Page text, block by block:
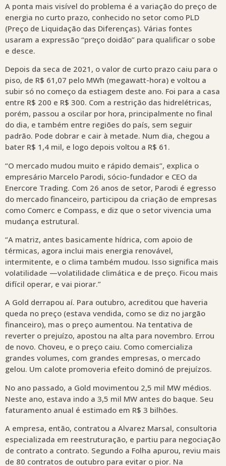
A ponta mais visível do problema é a variação do preço de
energia no curto prazo, conhecido no setor como PLD
(Preço de Liquidação das Diferenças). Várias fontes
usaram a expressão “preço doidão” para qualificar o sobe
e desce.
Depois da seca de 2021, o valor de curto prazo caiu para o
piso, de R$ 61,07 pelo MWh (megawatt-hora) e voltou a
subir só no começo da estiagem deste ano. Foi para a casa
entre R$ 200 e R$ 300. Com a restrição das hidrelétricas,
porém, passou a oscilar por hora, principalmente no final
do dia, e também entre regiões do país, sem seguir
padrão. Pode dobrar e cair à metade. Num dia, chegou a
bater R$ 1,4 mil, e logo depois voltou a R$ 61.
“O mercado mudou muito e rápido demais”, explica o
empresário Marcelo Parodi, sócio-fundador e CEO da
Enercore Trading. Com 26 anos de setor, Parodi é egresso
do mercado financeiro, participou da criação de empresas
como Comerc e Compass, e diz que o setor vivencia uma
mudança estrutural.
“A matriz, antes basicamente hídrica, com apoio de
térmicas, agora inclui mais energia renovável,
intermitente, e o clima também mudou. Isso significa mais
volatilidade —volatilidade climática e de preço. Ficou mais
difícil operar, e vai piorar.”
A Gold derrapou aí. Para outubro, acreditou que haveria
queda no preço (estava vendida, como se diz no jargão
financeiro), mas o preço aumentou. Na tentativa de
reverter o prejuízo, apostou na alta para novembro. Errou
de novo. Choveu, e o preço caiu. Como comercializa
grandes volumes, com grandes empresas, o mercado
gelou. Um calote promoveria efeito dominó de prejuízos.
No ano passado, a Gold movimentou 2,5 mil MW médios.
Neste ano, estava indo a 3,5 mil MW antes do baque. Seu
faturamento anual é estimado em R$ 3 bilhões.
A empresa, então, contratou a Alvarez Marsal, consultoria
especializada em reestruturação, e partiu para negociação
de contrato a contrato. Segundo a Folha apurou, reviu mais
de 80 contratos de outubro para evitar o pior. Na